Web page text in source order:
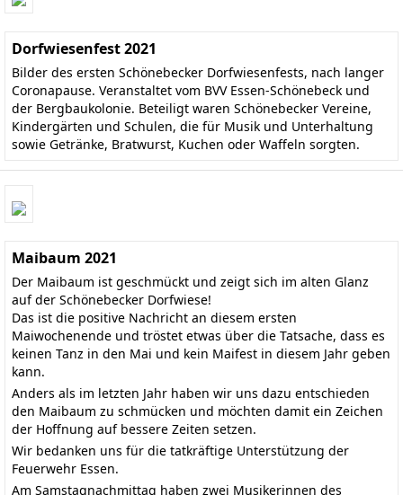
Dorfwiesenfest 2021
Bilder des ersten Schönebecker Dorfwiesenfests, nach langer
Coronapause. Veranstaltet vom BVV Essen-Schönebeck und
der Bergbaukolonie. Beteiligt waren Schönebecker Vereine,
Kindergärten und Schulen, die für Musik und Unterhaltung
sowie Getränke, Bratwurst, Kuchen oder Waffeln sorgten.
Maibaum 2021
Der Maibaum ist geschmückt und zeigt sich im alten Glanz
auf der Schönebecker Dorfwiese!
Das ist die positive Nachricht an diesem ersten
Maiwochenende und tröstet etwas über die Tatsache, dass es
keinen Tanz in den Mai und kein Maifest in diesem Jahr geben
kann.
Anders als im letzten Jahr haben wir uns dazu entschieden
den Maibaum zu schmücken und möchten damit ein Zeichen
der Hoffnung auf bessere Zeiten setzen.
Wir bedanken uns für die tatkräftige Unterstützung der
Feuerwehr Essen.
Am Samstagnachmittag haben zwei Musikerinnen des